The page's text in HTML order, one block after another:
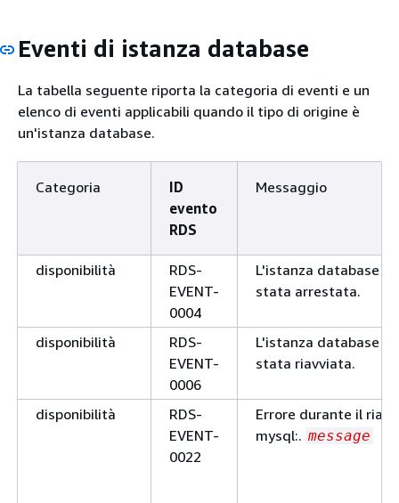
di destinazione
è consigliabile che nel
cluster secondario
successiva rispetto a
quella del cluster
switchover. Valutare
possibilità di
versione
RDS-
EVENT-
0076
Migrazione da
Motivo:
reason
RDS-
Eventi di istanza database
La tabella seguente riporta la categoria di eventi e un
elenco di eventi applicabili quando il tipo di origine è
un'istanza database.
Categoria
ID
evento
RDS
Messaggio
disponibilità
RDS-
EVENT-
0004
L'istanza database è
stata arrestata.
disponibilità
RDS-
EVENT-
0006
L'istanza database è
stata riavviata.
disponibilità
RDS-
EVENT-
0022
Errore durante il
mysql:. message